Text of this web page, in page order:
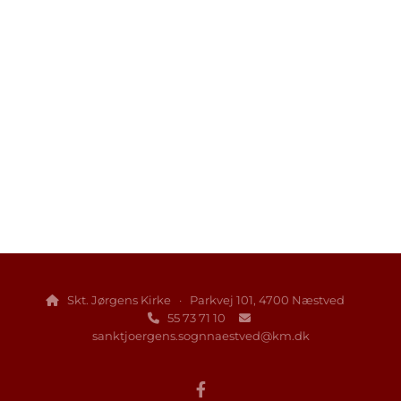
 Skt. Jørgens Kirke · Parkvej 101, 4700 Næstved
 55 73 71 10 
sanktjoergens.sognnaestved@km.dk